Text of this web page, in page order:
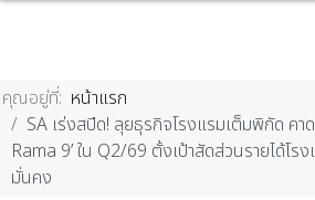
คุณอยู่ที่: หน้าแรก
SA เร่งสปีด! ลุยธุรกิจโรงแรมเต็มพิกัด คา
Rama 9’ ใน Q2/69 ตั้งเป้าสัดส่วนรายได้โ
มั่นคง